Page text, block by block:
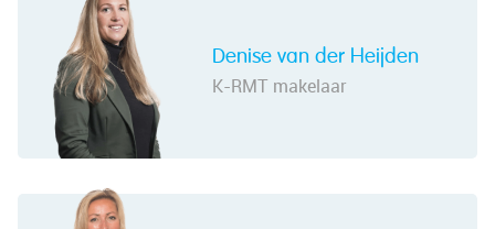
Denise van der Heijden
K-RMT makelaar